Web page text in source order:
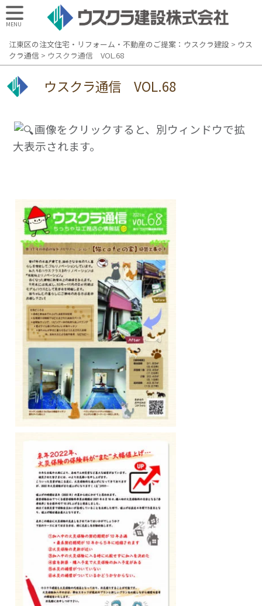
江東区の注文住宅・リフォーム・不動産のご提案：ウスクラ建設 > ウス
クラ通信 > ウスクラ通信 VOL.68
ウスクラ通信 VOL.68
画像をクリックすると、別ウィンドウで拡
大表示されます。
MENU